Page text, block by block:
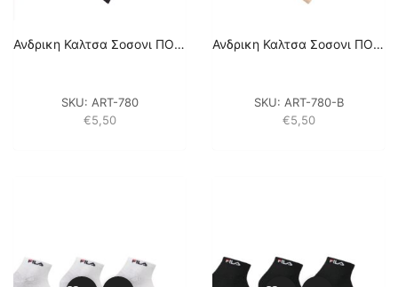
Ανδρικη Καλτσα Σοσονι ΠΟΥΡΝΑΡΑ (2 Pack) – ΜΑΥΡΟ
SKU: ART-780
€5,50
Ανδρικη Καλτσα Σοσονι ΠΟΥΡΝΑΡΑ (2 Pack) – ΜΠΕΖ
SKU: ART-780-B
€5,50